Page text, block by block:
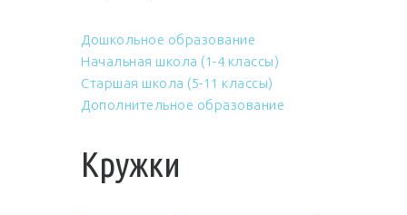
Дошкольное образование
Начальная школа (1-4 классы)
Старшая школа (5-11 классы)
Дополнительное образование
Кружки